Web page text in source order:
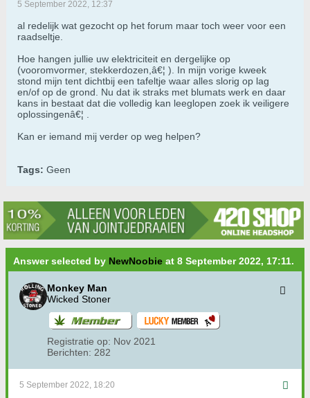
5 September 2022, 12:37
al redelijk wat gezocht op het forum maar toch weer voor een
raadseltje.
Hoe hangen jullie uw elektriciteit en dergelijke op
(vooromvormer, stekkerdozen,â€¦ ). In mijn vorige kweek
stond mijn tent dichtbij een tafeltje waar alles slorig op lag
en/of op de grond. Nu dat ik straks met blumats werk en daar
kans in bestaat dat die volledig kan leeglopen zoek ik veiligere
oplossingenâ€¦ .
Kan er iemand mij verder op weg helpen?
Tags: Geen
Answer selected by NewNoobie at 8 September 2022, 17:11.
Monkey Man
Wicked Stoner
Registratie op: Nov 2021
Berichten: 282
5 September 2022, 18:20